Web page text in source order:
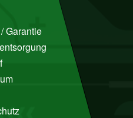
Garantie